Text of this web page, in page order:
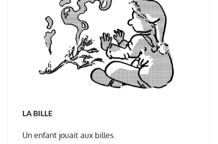
LA BILLE
Un enfant jouait aux billes.